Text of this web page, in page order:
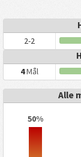
2-2
4Mål
Alle
50%